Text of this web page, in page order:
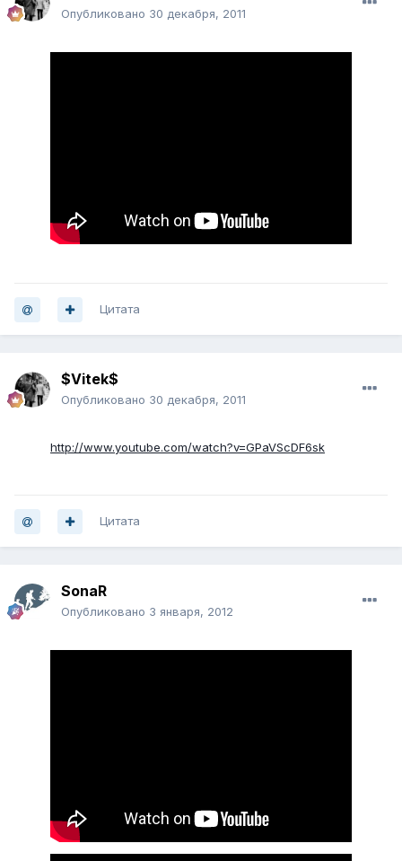
Опубликовано 30 декабря, 2011
Цитата
$Vitek$
Опубликовано 30 декабря, 2011
http://www.youtube.com/watch?v=GPaVScDF6sk
Цитата
SonaR
Опубликовано 3 января, 2012